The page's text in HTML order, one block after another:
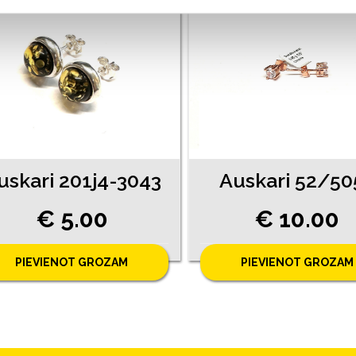
201j4-3043
€ 5.00
PIEVIENOT GROZAM
Auskari 52/
€ 10.00
PIEVIENOT GROZAM